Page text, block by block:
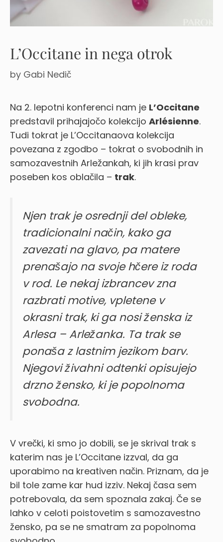
L’Occitane in nega otrok
by Gabi Nedič
Na 2. lepotni konferenci nam je L’Occitane
predstavil prihajajočo kolekcijo Arlésienne.
Tudi tokrat je L’Occitanaova kolekcija
povezana z zgodbo – tokrat o svobodnih in
samozavestnih Arležankah, ki jih krasi prav
poseben kos oblačila – trak.
Njen trak je osrednji del obleke,
tradicionalni način, kako ga
zavezati na glavo, pa matere
prenašajo na svoje hčere iz roda
v rod. Le nekaj izbrancev zna
razbrati motive, vpletene v
okrasni trak, ki ga nosi ženska iz
Arlesa – Arležanka. Ta trak se
ponaša z lastnim jezikom barv.
Njegovi živahni odtenki opisujejo
drzno žensko, ki je popolnoma
svobodna.
V vrečki, ki smo jo dobili, se je skrival trak s
katerim nas je L’Occitane izzval, da ga
uporabimo na kreativen način. Priznam, da je
bil tole zame kar hud izziv. Nekaj časa sem
potrebovala, da sem spoznala zakaj. Če se
lahko v celoti poistovetim s samozavestno
žensko, pa se ne smatram za popolnoma